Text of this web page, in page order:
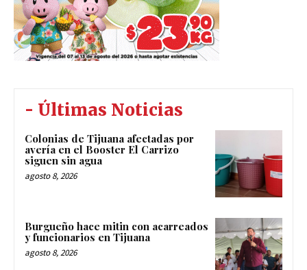
- Últimas Noticias
Colonias de Tijuana afectadas por
avería en el Booster El Carrizo
siguen sin agua
agosto 8, 2026
Burgueño hace mitin con acarreados
y funcionarios en Tijuana
agosto 8, 2026